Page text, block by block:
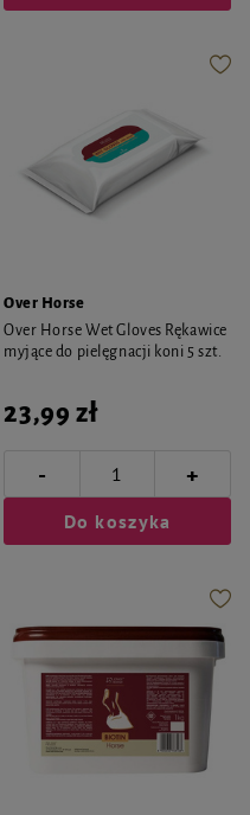
Over Horse
Over Horse Wet Gloves Rękawice
myjące do pielęgnacji koni 5 szt.
23,99 zł
- +
Do koszyka